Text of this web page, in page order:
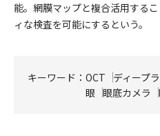
能。網膜マップと複合活用する
ィな検査を可能にするという。
キーワード： OCT ディープ
眼 眼底カメラ